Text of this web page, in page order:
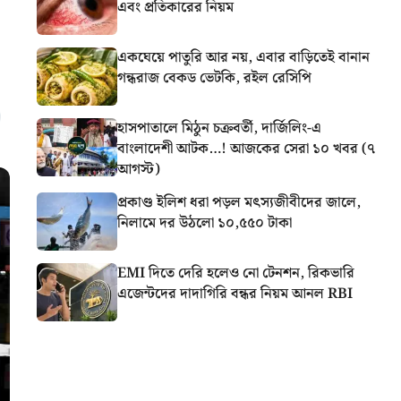
এবং প্রতিকারের নিয়ম
একঘেয়ে পাতুরি আর নয়, এবার বাড়িতেই বানান
গন্ধরাজ বেকড ভেটকি, রইল রেসিপি
হাসপাতালে মিঠুন চক্রবর্তী, দার্জিলিং-এ
বাংলাদেশী আটক…! আজকের সেরা ১০ খবর (৭
আগস্ট)
প্রকাণ্ড ইলিশ ধরা পড়ল মৎস্যজীবীদের জালে,
নিলামে দর উঠলো ১০,৫৫০ টাকা
EMI দিতে দেরি হলেও নো টেনশন, রিকভারি
এজেন্টদের দাদাগিরি বন্ধর নিয়ম আনল RBI